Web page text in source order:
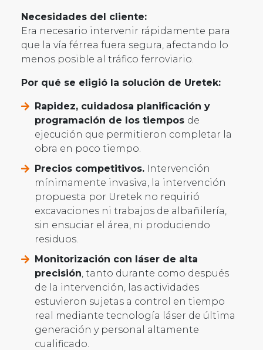
Necesidades del cliente:
Era necesario intervenir rápidamente para
que la vía férrea fuera segura, afectando lo
menos posible al tráfico ferroviario.
Por qué se eligió la solución de Uretek:
Rapidez, cuidadosa planificación y
programación de los tiempos de
ejecución que permitieron completar la
obra en poco tiempo.
Precios competitivos. Intervención
mínimamente invasiva, la intervención
propuesta por Uretek no requirió
excavaciones ni trabajos de albañilería,
sin ensuciar el área, ni produciendo
residuos.
Monitorización con láser de alta
precisión , tanto durante como después
de la intervención, las actividades
estuvieron sujetas a control en tiempo
real mediante tecnología láser de última
generación y personal altamente
cualificado.